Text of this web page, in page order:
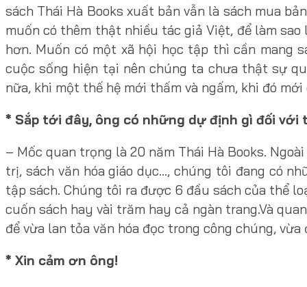
sách Thái Hà Books xuất bản vẫn là sách mua
muốn có thêm thật nhiều tác giả Việt, để làm
hơn. Muốn có một xã hội học tập thì cần mang
cuộc sống hiện tại nên chúng ta chưa thật sự
nữa, khi một thế hệ mới thấm và ngấm, khi đó
* Sắp tới đây, ông có những dự định gì đối
– Mốc quan trọng là 20 năm Thái Hà Books.
trị, sách văn hóa giáo dục…, chúng tôi đang có
tập sách. Chúng tôi ra được 6 đầu sách của thể
cuốn sách hay vài trăm hay cả ngàn trang.Và
để vừa lan tỏa văn hóa đọc trong công chúng,
* Xin cảm ơn ông!